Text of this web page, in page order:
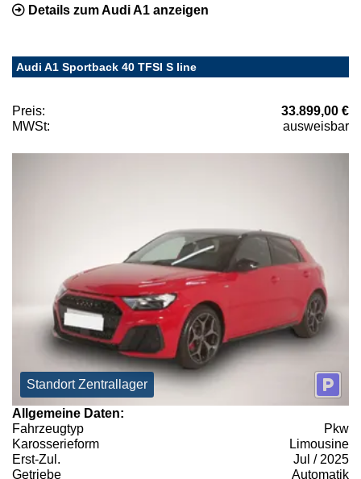
Details zum Audi A1 anzeigen
Audi A1 Sportback 40 TFSI S line
Preis:
33.899,00 €
MWSt:
ausweisbar
Standort Zentrallager
Allgemeine Daten:
Fahrzeugtyp
Pkw
Karosserieform
Limousine
Erst-Zul.
Jul / 2025
Getriebe
Automatik